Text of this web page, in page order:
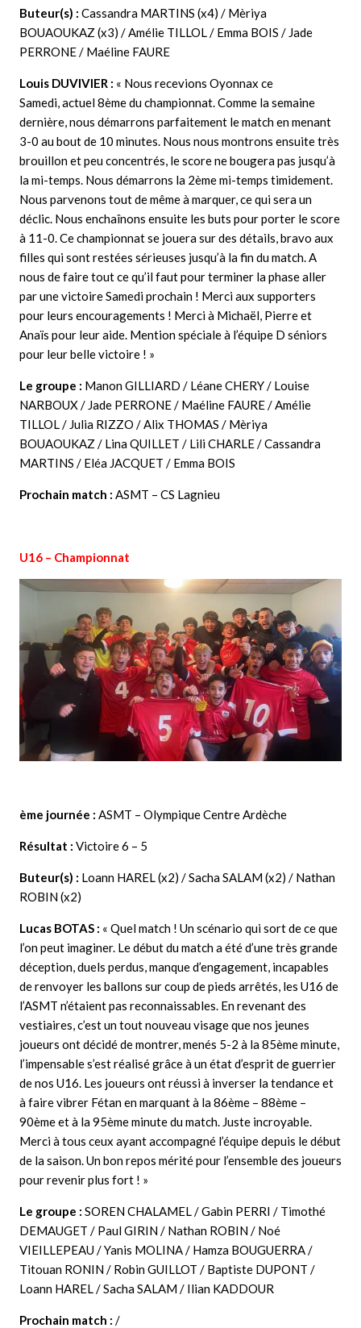
Buteur(s) : Cassandra MARTINS (x4) / Mèriya
BOUAOUKAZ (x3) / Amélie TILLOL / Emma BOIS / Jade
PERRONE / Maéline FAURE
Louis DUVIVIER : « Nous recevions Oyonnax ce
Samedi, actuel 8ème du championnat. Comme la semaine
dernière, nous démarrons parfaitement le match en menant
3-0 au bout de 10 minutes. Nous nous montrons ensuite très
brouillon et peu concentrés, le score ne bougera pas jusqu’à
la mi-temps. Nous démarrons la 2ème mi-temps timidement.
Nous parvenons tout de même à marquer, ce qui sera un
déclic. Nous enchaînons ensuite les buts pour porter le score
à 11-0. Ce championnat se jouera sur des détails, bravo aux
filles qui sont restées sérieuses jusqu’à la fin du match. A
nous de faire tout ce qu’il faut pour terminer la phase aller
par une victoire Samedi prochain ! Merci aux supporters
pour leurs encouragements ! Merci à Michaël, Pierre et
Anaïs pour leur aide. Mention spéciale à l’équipe D séniors
pour leur belle victoire ! »
Le groupe : Manon GILLIARD / Léane CHERY / Louise
NARBOUX / Jade PERRONE / Maéline FAURE / Amélie
TILLOL / Julia RIZZO / Alix THOMAS / Mèriya
BOUAOUKAZ / Lina QUILLET / Lili CHARLE / Cassandra
MARTINS / Eléa JACQUET / Emma BOIS
Prochain match : ASMT – CS Lagnieu
U16 – Championnat
ème journée : ASMT – Olympique Centre Ardèche
Résultat : Victoire 6 – 5
Buteur(s) : Loann HAREL (x2) / Sacha SALAM (x2) / Nathan
ROBIN (x2)
Lucas BOTAS : « Quel match ! Un scénario qui sort de ce que
l’on peut imaginer. Le début du match a été d’une très grande
déception, duels perdus, manque d’engagement, incapables
de renvoyer les ballons sur coup de pieds arrêtés, les U16 de
l’ASMT n’étaient pas reconnaissables. En revenant des
vestiaires, c’est un tout nouveau visage que nos jeunes
joueurs ont décidé de montrer, menés 5-2 à la 85ème minute,
l’impensable s’est réalisé grâce à un état d’esprit de guerrier
de nos U16. Les joueurs ont réussi à inverser la tendance et
à faire vibrer Fétan en marquant à la 86ème – 88ème –
90ème et à la 95ème minute du match. Juste incroyable.
Merci à tous ceux ayant accompagné l’équipe depuis le début
de la saison. Un bon repos mérité pour l’ensemble des joueurs
pour revenir plus fort ! »
Le groupe : SOREN CHALAMEL / Gabin PERRI / Timothé
DEMAUGET / Paul GIRIN / Nathan ROBIN / Noé
VIEILLEPEAU / Yanis MOLINA / Hamza BOUGUERRA /
Titouan RONIN / Robin GUILLOT / Baptiste DUPONT /
Loann HAREL / Sacha SALAM / Ilian KADDOUR
Prochain match : /